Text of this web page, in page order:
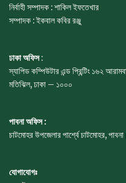
নির্বাহী সম্পাদক : শাকিল ইফতেখার
সম্পাদক : ইকবাল কবির রঞ্জু
ঢাকা অফিস:
স্যাপিড কম্পিউটার এন্ড প্রিন্টিং ১৬২
মতিঝিল, ঢাকা – ১০০০
পাবনা অফিস :
চাটমোহর উপজেলার পার্শ্বে চাটমোহর,
যোগাযোগঃ